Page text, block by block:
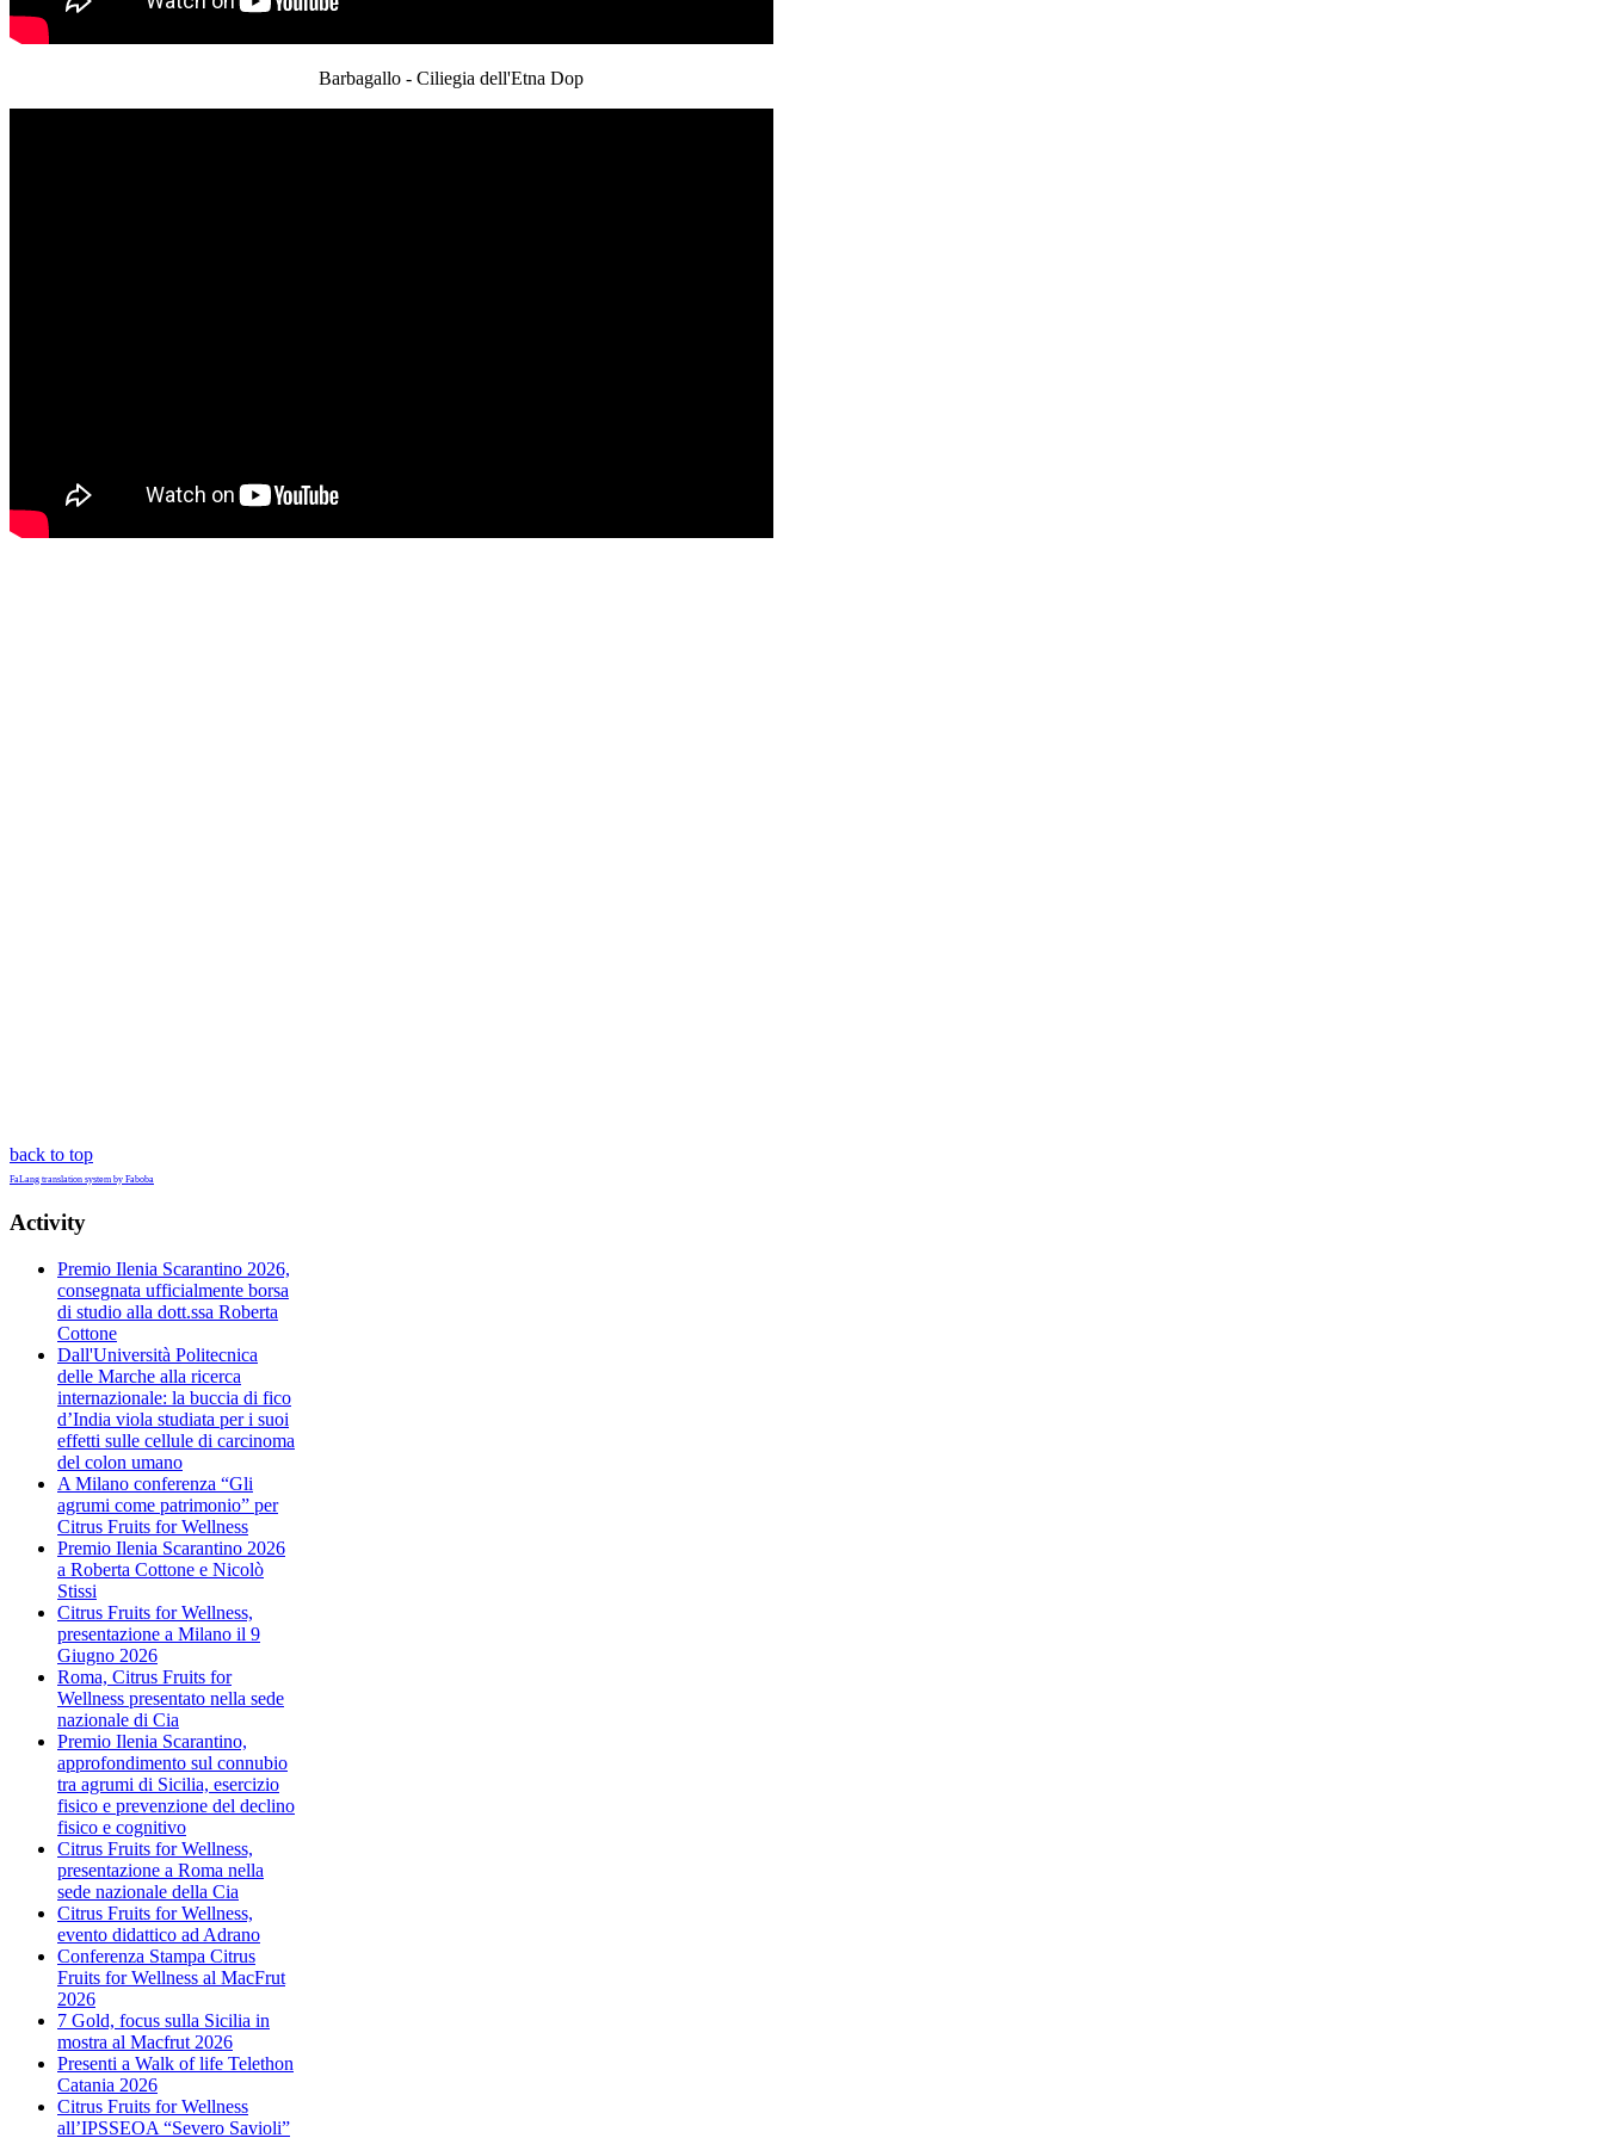
Barbagallo - Ciliegia dell'Etna Dop
back to top
FaLang translation system by Faboba
Activity
Premio Ilenia Scarantino 2026,
consegnata ufficialmente borsa
di studio alla dott.ssa Roberta
Cottone
Dall'Università Politecnica
delle Marche alla ricerca
internazionale: la buccia di fico
d’India viola studiata per i suoi
effetti sulle cellule di carcinoma
del colon umano
A Milano conferenza “Gli
agrumi come patrimonio” per
Citrus Fruits for Wellness
Premio Ilenia Scarantino 2026
a Roberta Cottone e Nicolò
Stissi
Citrus Fruits for Wellness,
presentazione a Milano il 9
Giugno 2026
Roma, Citrus Fruits for
Wellness presentato nella sede
nazionale di Cia
Premio Ilenia Scarantino,
approfondimento sul connubio
tra agrumi di Sicilia, esercizio
fisico e prevenzione del declino
fisico e cognitivo
Citrus Fruits for Wellness,
presentazione a Roma nella
sede nazionale della Cia
Citrus Fruits for Wellness,
evento didattico ad Adrano
Conferenza Stampa Citrus
Fruits for Wellness al MacFrut
2026
7 Gold, focus sulla Sicilia in
mostra al Macfrut 2026
Presenti a Walk of life Telethon
Catania 2026
Citrus Fruits for Wellness
all’IPSSEOA “Severo Savioli”